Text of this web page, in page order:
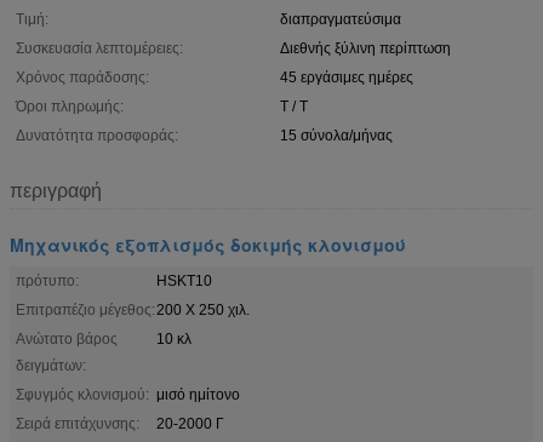
Τιμή:
διαπραγματεύσιμα
Συσκευασία λεπτομέρειες:
Διεθνής ξύλινη περίπτωση
Χρόνος παράδοσης:
45 εργάσιμες ημέρες
Όροι πληρωμής:
T / T
Δυνατότητα προσφοράς:
15 σύνολα/μήνας
περιγραφή
Μηχανικός εξοπλισμός δοκιμής κλονισμού
πρότυπο:
HSKT10
Επιτραπέζιο μέγεθος:200 X 250 χιλ.
Ανώτατο βάρος
δειγμάτων:
10 κλ
Σφυγμός κλονισμού: μισό ημίτονο
Σειρά επιτάχυνσης:
20-2000 Γ